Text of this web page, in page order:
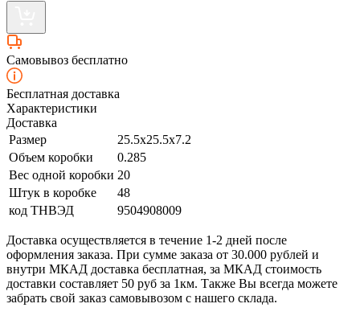
Самовывоз бесплатно
Бесплатная доставка
Характеристики
Доставка
Размер
25.5x25.5x7.2
Объем коробки
0.285
Вес одной коробки 20
Штук в коробке
48
код ТНВЭД
9504908009
Доставка осуществляется в течение 1-2 дней после
оформления заказа. При сумме заказа от 30.000 рублей и
внутри МКАД доставка бесплатная, за МКАД стоимость
доставки составляет 50 руб за 1км. Также Вы всегда можете
забрать свой заказ самовывозом с нашего склада.